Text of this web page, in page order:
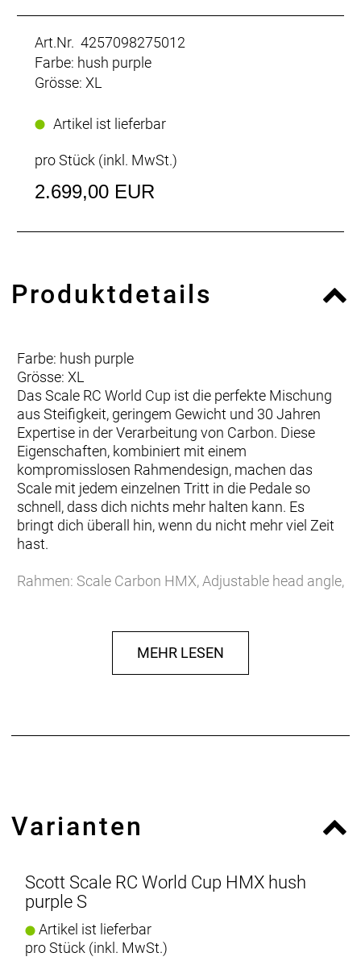
Art.Nr. 4257098275012
Farbe: hush purple
Grösse: XL
Artikel ist lieferbar
pro Stück (inkl. MwSt.)
2.699,00 EUR
Produktdetails
Farbe: hush purple
Grösse: XL
Das Scale RC World Cup ist die perfekte Mischung
aus Steifigkeit, geringem Gewicht und 30 Jahren
Expertise in der Verarbeitung von Carbon. Diese
Eigenschaften, kombiniert mit einem
kompromisslosen Rahmendesign, machen das
Scale mit jedem einzelnen Tritt in die Pedale so
schnell, dass dich nichts mehr halten kann. Es
bringt dich überall hin, wenn du nicht mehr viel Zeit
hast.
Rahmen: Scale Carbon HMX, Adjustable head angle,
12x148mm with 55mm Chainline
Gabel: RockShox SID SL Ultimate 3P Air, Charger
Race Day 2 Damper 3-Modes, 15x110mm Maxle
Gehäusedurchmesser (mm): 41
eBike-Eignung: ER10
Sitzrohrlänge: 530
Sitzrohrwinkel (Grad): 75.3
Oberrohrlänge: 657
Steuerrohrlänge: 120
Steuerrohrwinkel (Grad): 67.90000000000001
MEHR LESEN
Varianten
Scott Scale RC World Cup HMX hush
purple S
Artikel ist lieferbar
pro Stück (inkl. MwSt.)